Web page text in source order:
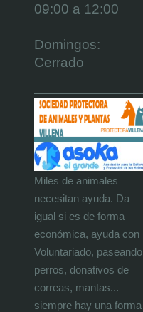
09:00 a 12:00
Domingos:
Cerrado
Miles de animales
necesitan ayuda. Da
igual si es de forma
económica, ayuda con
Voluntariado, paseando
perros, donativos de
correas, mantas...
siempre hay una forma